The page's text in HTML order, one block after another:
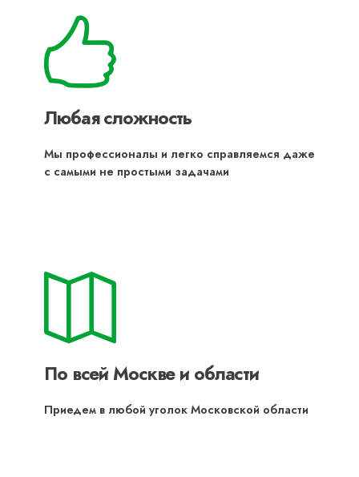
Любая сложность
Мы профессионалы и легко справляемся даже
с самыми не простыми задачами
По всей Москве и области
Приедем в любой уголок Московской области